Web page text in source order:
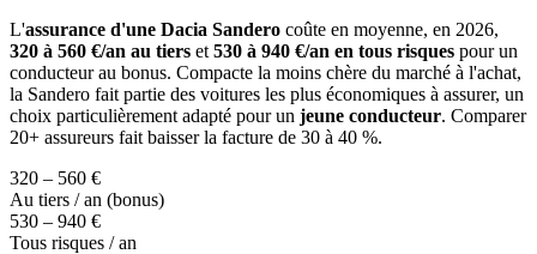
L'assurance d'une Dacia Sandero coûte en moyenne, en 2026,
320 à 560 €/an au tiers et 530 à 940 €/an en tous risques pour un
conducteur au bonus. Compacte la moins chère du marché à l'achat,
la Sandero fait partie des voitures les plus économiques à assurer, un
choix particulièrement adapté pour un jeune conducteur. Comparer
20+ assureurs fait baisser la facture de 30 à 40 %.
320 – 560 €
Au tiers / an (bonus)
530 – 940 €
Tous risques / an